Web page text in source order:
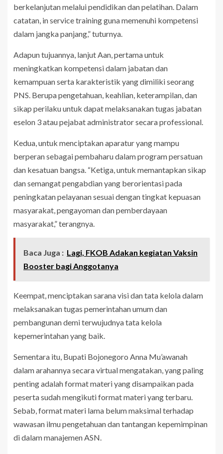
berkelanjutan melalui pendidikan dan pelatihan. Dalam
catatan, in service training guna memenuhi kompetensi
dalam jangka panjang,” tuturnya.
Adapun tujuannya, lanjut Aan, pertama untuk
meningkatkan kompetensi dalam jabatan dan
kemampuan serta karakteristik yang dimiliki seorang
PNS. Berupa pengetahuan, keahlian, keterampilan, dan
sikap perilaku untuk dapat melaksanakan tugas jabatan
eselon 3 atau pejabat administrator secara professional.
Kedua, untuk menciptakan aparatur yang mampu
berperan sebagai pembaharu dalam program persatuan
dan kesatuan bangsa. “Ketiga, untuk memantapkan sikap
dan semangat pengabdian yang berorientasi pada
peningkatan pelayanan sesuai dengan tingkat kepuasan
masyarakat, pengayoman dan pemberdayaan
masyarakat,” terangnya.
Baca Juga : Lagi, FKOB Adakan kegiatan Vaksin
Booster bagi Anggotanya
Keempat, menciptakan sarana visi dan tata kelola dalam
melaksanakan tugas pemerintahan umum dan
pembangunan demi terwujudnya tata kelola
kepemerintahan yang baik.
Sementara itu, Bupati Bojonegoro Anna Mu’awanah
dalam arahannya secara virtual mengatakan, yang paling
penting adalah format materi yang disampaikan pada
peserta sudah mengikuti format materi yang terbaru.
Sebab, format materi lama belum maksimal terhadap
wawasan ilmu pengetahuan dan tantangan kepemimpinan
di dalam manajemen ASN.